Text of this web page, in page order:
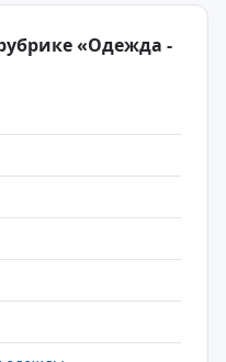
«Одежда -